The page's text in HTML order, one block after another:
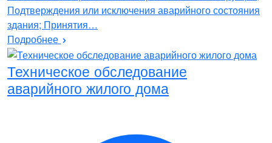
Подтверждения или исключения аварийного состояния
здания; Принятия…
Подробнее
Техническое обследование
аварийного жилого дома